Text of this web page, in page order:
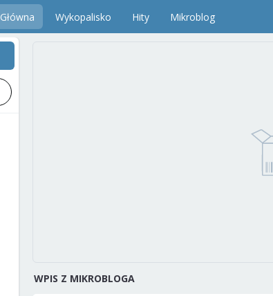
Główna Wykopalisko Hity Mikroblog
WPIS Z MIKROBLOGA